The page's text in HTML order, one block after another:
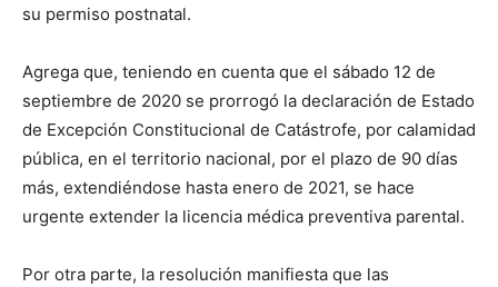
su permiso postnatal.
Agrega que, teniendo en cuenta que el sábado 12 de
septiembre de 2020 se prorrogó la declaración de Estado
de Excepción Constitucional de Catástrofe, por calamidad
pública, en el territorio nacional, por el plazo de 90 días
más, extendiéndose hasta enero de 2021, se hace
urgente extender la licencia médica preventiva parental.
Por otra parte, la resolución manifiesta que las